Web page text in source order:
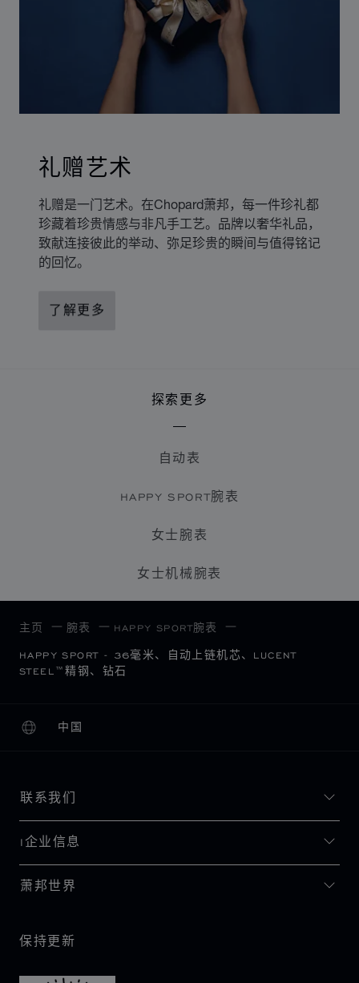
礼赠艺术
礼赠是一门艺术。在Chopard萧邦，每一件珍礼都
珍藏着珍贵情感与非凡手工艺。品牌以奢华礼品，
致献连接彼此的举动、弥足珍贵的瞬间与值得铭记
的回忆。
了解更多
探索更多
自动表
HAPPY SPORT腕表
女士腕表
女士机械腕表
主页 腕表 HAPPY SPORT腕表
HAPPY SPORT - 36毫米、自动上链机芯、LUCENT
STEEL™精钢、钻石
中国
本地化（更改国家/地区）
更改国家/地区
联系我们
I企业信息
萧邦世界
保持更新